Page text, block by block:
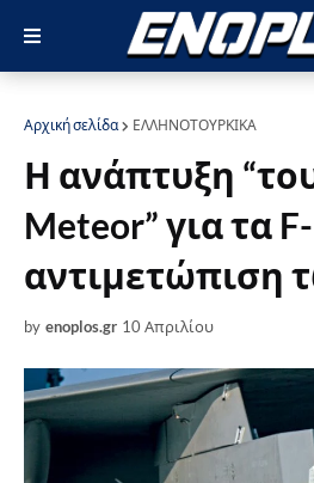
Αρχική σελίδα ΕΛΛΗΝΟΤΟΥΡΚΙΚΑ
Η ανάπτυξη
Meteor” για τα
αντιμετώπιση
by enoplos.gr 10 Απριλίου